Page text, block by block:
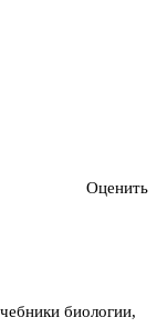
биологии,
Оценить